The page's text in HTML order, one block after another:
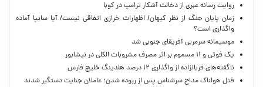
روایت رسانه عبری از دخالت آشکار ترامپ در کوبا
زمان پایان جنگ از نظر کیهان/ اظهارات خرازی اتفاقی نیست/ آیا سایپا آماده
واگذاری است؟
موسیمانه سرمربی آفریقای جنوبی شد
یک فوتی و ۱۱ مسموم بر اثر مصرف مشروبات الکلی در نیشابور
ناگفته‌های قربانزاده از واگذاری ۱۲ درصد هلدینگ خلیج فارس
قتل هولناک مداح سرشناس پس از ربوده شدن؛ عاملان جنایت دستگیر شدند